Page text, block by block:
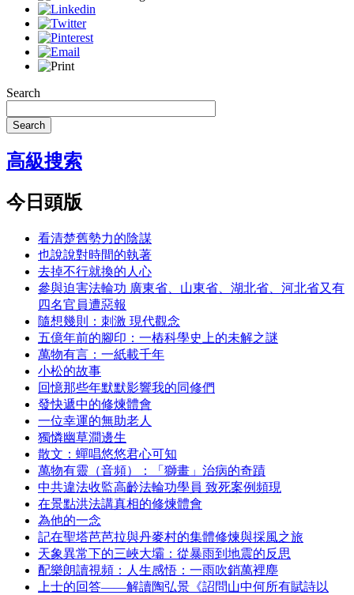
Search
Search
高級搜索
今日頭版
看清楚舊勢力的陰謀
也說說對時間的執著
去掉不行就換的人心
參與迫害法輪功 廣東省、山東省、湖北省、河北省又有
四名官員遭惡報
隨想幾則：刺激 現代觀念
五億年前的腳印：一樁科學史上的未解之謎
萬物有言：一紙載千年
小松的故事
回憶那些年默默影響我的同修們
發快遞中的修煉體會
一位幸運的無助老人
獨憐幽草澗邊生
散文：蟬唱悠悠君心可知
萬物有靈（音頻）：「獅畫」治病的奇蹟
中共違法收監高齡法輪功學員 致死案例頻現
在景點洪法講真相的修煉體會
為他的一念
記在聖塔芭芭拉與丹麥村的集體修煉與採風之旅
天象異常下的三峽大壩：從暴雨到地震的反思
配樂朗讀視頻：人生感悟：一雨吹銷萬裡塵
上士的回答——解讀陶弘景《詔問山中何所有賦詩以